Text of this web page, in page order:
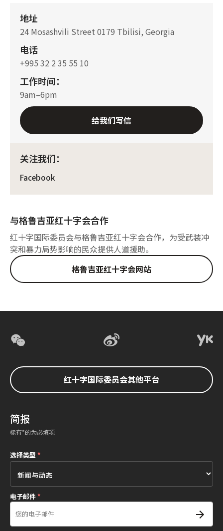
地址
24 Mosashvili Street 0179 Tbilisi, Georgia
电话
+995 32 2 35 55 10
工作时间：
9am–6pm
给我们写信
关注我们：
Facebook
与格鲁吉亚红十字会合作
红十字国际委员会与格鲁吉亚红十字会合作，为受武装冲
突和暴力局势影响的民众提供人道援助。
格鲁吉亚红十字会网站
红十字国际委员会其他平台
简报
标有*的为必填项
选择类型*
电子邮件*